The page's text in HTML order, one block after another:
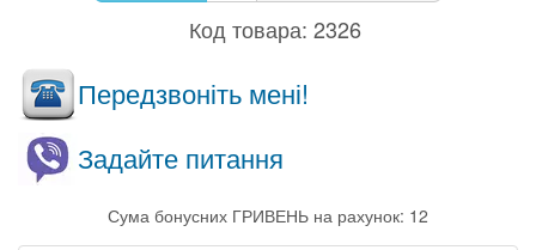
Код товара: 2326
Передзвоніть мені!
Задайте питання
Сума бонусних ГРИВЕНЬ на рахунок: 12